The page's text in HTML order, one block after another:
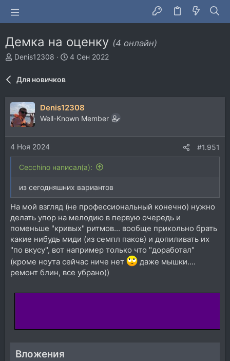
Демка на оценку (4 онлайн)
А
о
р
т
е
м
Denis12308
Д
н
а
4 Сен 2022
Для новичков
Denis12308
Well-Known Member
4 Ноя 2024 #1.951
Cecchino написал(а):
из сегодняшних вариантов
На мой взгляд (не профессиональный конечно) нужно
делать упор на мелодию в первую очередь и
поменьше "кривых" ритмов... вообще прикольно брать
какие нибудь миди (из семпл паков) и допиливать их
"по вкусу", вот например только что "доработал"
(кроме ноута сейчас ниче нет
даже мышки....
ремонт блин, все убрано))
Вложения